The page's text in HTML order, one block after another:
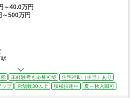
～40.0万円
～500万円
未経験者も応募可能
住宅補助（手当）あり
ップ 店舗数30以上 積極採用中 夏～秋入職可